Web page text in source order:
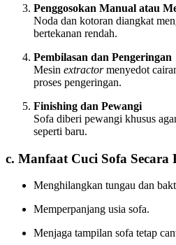
Penggosokan Manual atau
Noda dan kotoran diangkat
bertekanan rendah.
Pembilasan dan Pengeringan
Mesin extractormenyedot
proses pengeringan.
Finishing dan Pewangi
Sofa diberi pewangi khusus
seperti baru.
c. Manfaat Cuci Sofa Secara
Menghilangkan tungau dan
Memperpanjang usia sofa.
Menjaga tampilan sofa tetap